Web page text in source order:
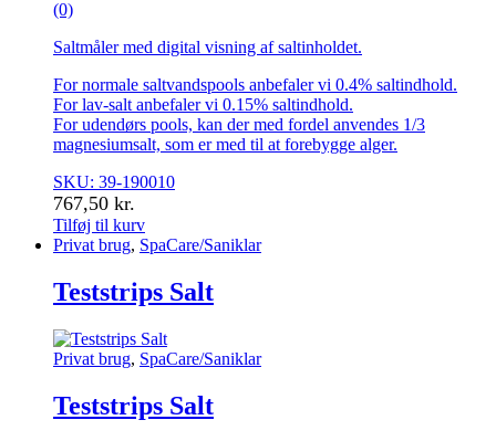
(0)
Saltmåler med digital visning af saltinholdet.
For normale saltvandspools anbefaler vi 0.4% saltindhold.
For lav-salt anbefaler vi 0.15% saltindhold.
For udendørs pools, kan der med fordel anvendes 1/3
magnesiumsalt, som er med til at forebygge alger.
SKU: 39-190010
767,50 kr.
Tilføj til kurv
Privat brug, SpaCare/Saniklar
Teststrips Salt
Privat brug, SpaCare/Saniklar
Teststrips Salt